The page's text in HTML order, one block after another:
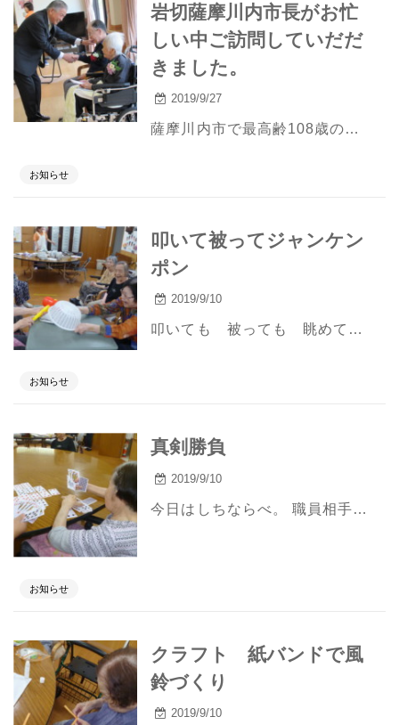
岩切薩摩川内市長がお忙
しい中ご訪問していだだ
きました。
2019/9/27
薩摩川内市で最高齢108歳の入居者様に岩切薩摩川内市長がお忙しい中ご訪問していだだきました。 ありがとうございました。 入居者様にはいつまでも職員と穏やかに過ごして頂きたいです。
お知らせ
叩いて被ってジャンケン
ポン
2019/9/10
叩いても 被っても 眺めていても みんな笑ってしまう大人気ゲーム ・・・ 思いっきり楽しめるのには秘密があります 頭の代わりになるのは・・・ みんなでつくった新聞紙風船でーす。 遠慮もなく 大爆笑必至です。
お知らせ
真剣勝負
2019/9/10
今日はしちならべ。 職員相手に一切の妥協はありません。 だけど 勝っても負けても最後は笑う。 潔さに脱帽です。
お知らせ
クラフト 紙バンドで風
鈴づくり
2019/9/10